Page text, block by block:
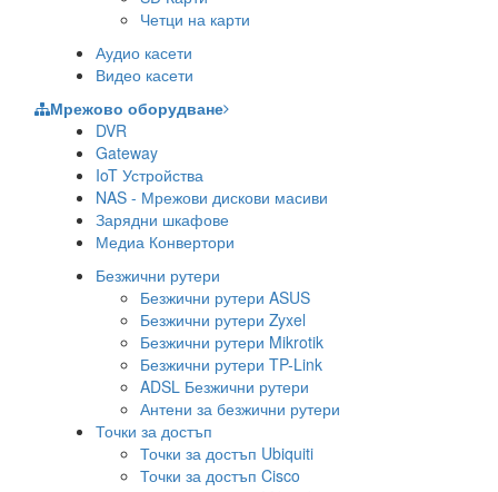
Четци на карти
Аудио касети
Видео касети
Мрежово оборудване
DVR
Gateway
IoT Устройства
NAS - Мрежови дискови масиви
Зарядни шкафове
Медиа Конвертори
Безжични рутери
Безжични рутери ASUS
Безжични рутери Zyxel
Безжични рутери Mikrotik
Безжични рутери TP-Link
ADSL Безжични рутери
Антени за безжични рутери
Точки за достъп
Точки за достъп Ubiquiti
Точки за достъп Cisco